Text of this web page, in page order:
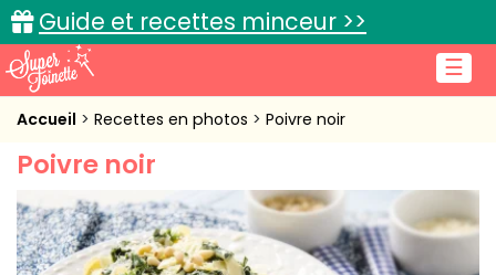
☰
Guide et recettes minceur >>
Accueil
Recettes de cuisine
Cuisine pratique
L'actu cuisine
Accueil Recettes en photos Poivre noir
Poivre noir